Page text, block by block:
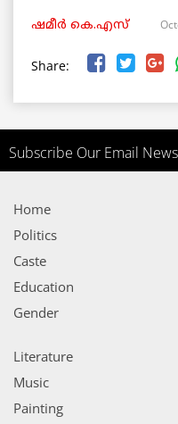
ഷമീര്‍ കെ.എസ്
Share:
Subscribe Our Email
Home
Politics
Caste
Education
Gender
Literature
Music
Painting